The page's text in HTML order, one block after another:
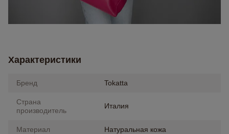
Характеристики
Бренд Tokatta
Страна
производитель
Италия
Материал Натуральная кожа